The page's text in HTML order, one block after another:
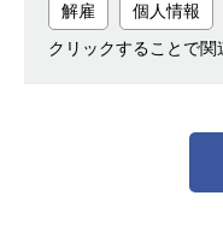
解雇 個人情報
クリックすることで関